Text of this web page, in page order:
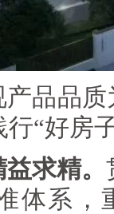
品品
行“好房
求精。
体系，